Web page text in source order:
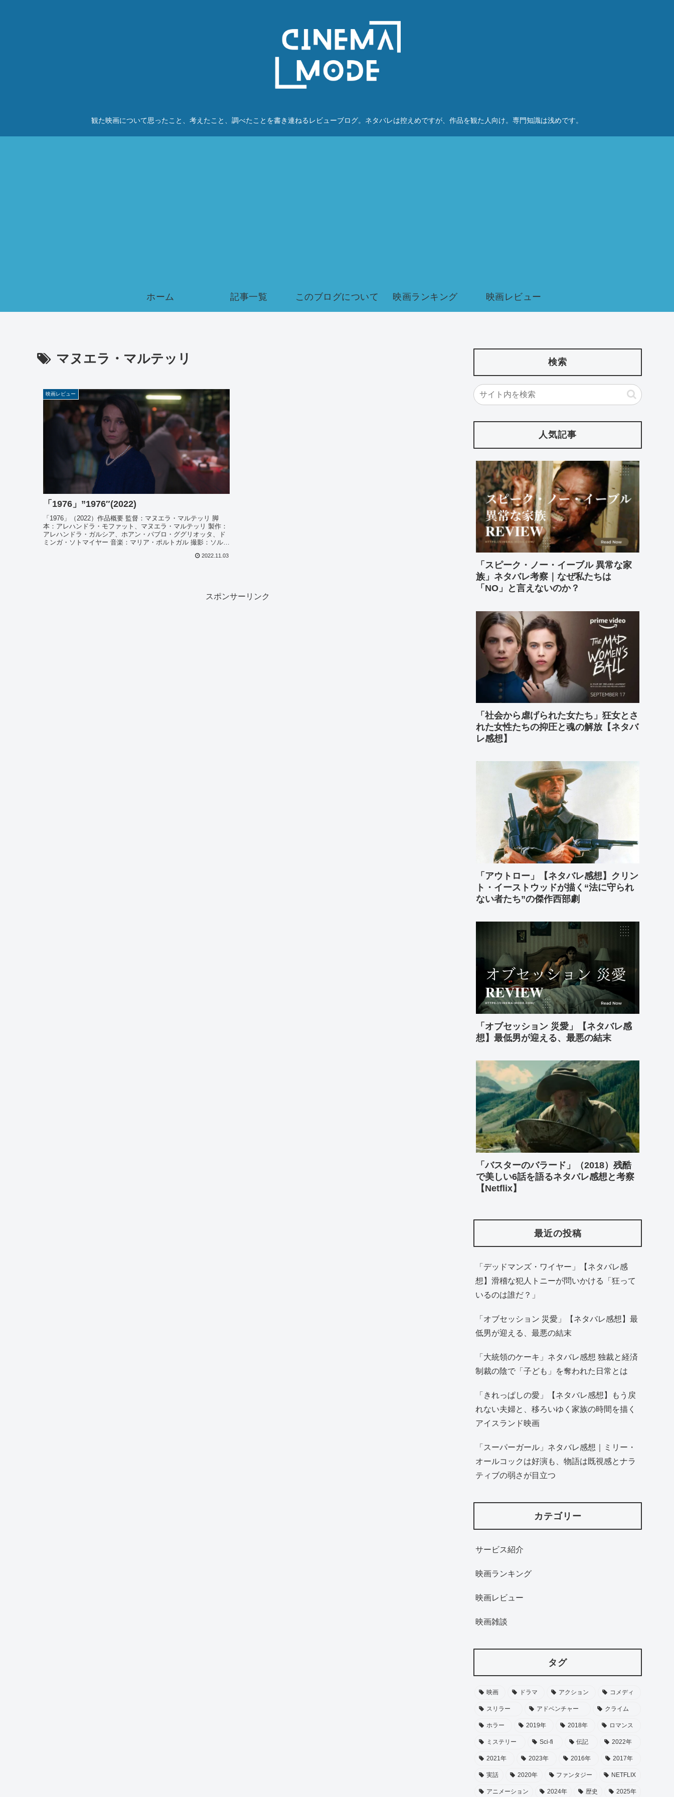
観た映画について思ったこと、考えたこと、調べたことを書き連ねるレビューブログ。ネタバレは控えめですが、作品を観た人向け。専門知識は浅めです。
ホーム 記事一覧 このブログについて 映画ランキング 映画レビュー
マヌエラ・マルテッリ
映画レビュー
「1976」”1976″(2022)
「1976」（2022）作品概要 監督：マヌエラ・マルテッリ 脚
本：アレハンドラ・モファット、マヌエラ・マルテッリ 製作：
アレハンドラ・ガルシア、ホアン・パブロ・ググリオッタ、ド
ミンガ・ソトマイヤー 音楽：マリア・ポルトガル 撮影：ソルダ
2022.11.03
スポンサーリンク
検索
人気記事
「スピーク・ノー・イーブル 異常な家
族」ネタバレ考察｜なぜ私たちは
「NO」と言えないのか？
「社会から虐げられた女たち」狂女とさ
れた女性たちの抑圧と魂の解放【ネタバ
レ感想】
「アウトロー」【ネタバレ感想】クリン
ト・イーストウッドが描く“法に守られ
ない者たち”の傑作西部劇
「オブセッション 災愛」【ネタバレ感
想】最低男が迎える、最悪の結末
「バスターのバラード」（2018）残酷
で美しい6話を語るネタバレ感想と考察
【Netflix】
最近の投稿
「デッドマンズ・ワイヤー」【ネタバレ感
想】滑稽な犯人トニーが問いかける「狂って
いるのは誰だ？」
「オブセッション 災愛」【ネタバレ感想】最
低男が迎える、最悪の結末
「大統領のケーキ」ネタバレ感想 独裁と経済
制裁の陰で「子ども」を奪われた日常とは
「きれっぱしの愛」【ネタバレ感想】もう戻
れない夫婦と、移ろいゆく家族の時間を描く
アイスランド映画
「スーパーガール」ネタバレ感想｜ミリー・
オールコックは好演も、物語は既視感とナラ
ティブの弱さが目立つ
カテゴリー
サービス紹介
映画ランキング
映画レビュー
映画雑談
タグ
映画 ドラマ アクション コメディ
スリラー アドベンチャー クライム
ホラー 2019年 2018年 ロマンス
ミステリー Sci-fi 伝記 2022年
2021年 2023年 2016年 2017年
実話 2020年 ファンタジー NETFLIX
アニメーション 2024年 歴史 2025年